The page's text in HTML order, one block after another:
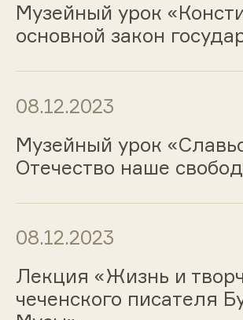
Музейный урок
основной закон
08.12.2023
Музейный урок
Отечество наше
08.12.2023
Лекция «Жизнь и
чеченского писателя